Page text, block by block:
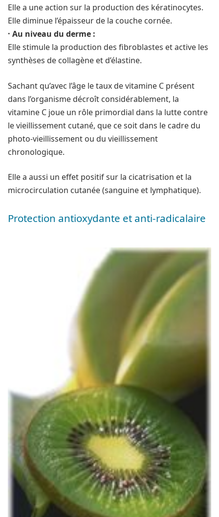
Elle a une action sur la production des kératinocytes.
Elle diminue l’épaisseur de la couche cornée.
· Au niveau du derme :
Elle stimule la production des fibroblastes et active les
synthèses de collagène et d’élastine.
Sachant qu’avec l’âge le taux de vitamine C présent
dans l’organisme décroît considérablement, la
vitamine C joue un rôle primordial dans la lutte contre
le vieillissement cutané, que ce soit dans le cadre du
photo-vieillissement ou du vieillissement
chronologique.
Elle a aussi un effet positif sur la cicatrisation et la
microcirculation cutanée (sanguine et lymphatique).
Protection antioxydante et anti-radicalaire